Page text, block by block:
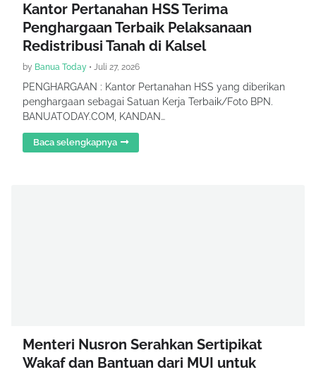
Kantor Pertanahan HSS Terima
Penghargaan Terbaik Pelaksanaan
Redistribusi Tanah di Kalsel
by Banua Today • Juli 27, 2026
PENGHARGAAN : Kantor Pertanahan HSS yang diberikan
penghargaan sebagai Satuan Kerja Terbaik/Foto BPN.
BANUATODAY.COM, KANDAN…
Baca selengkapnya
Menteri Nusron Serahkan Sertipikat
Wakaf dan Bantuan dari MUI untuk